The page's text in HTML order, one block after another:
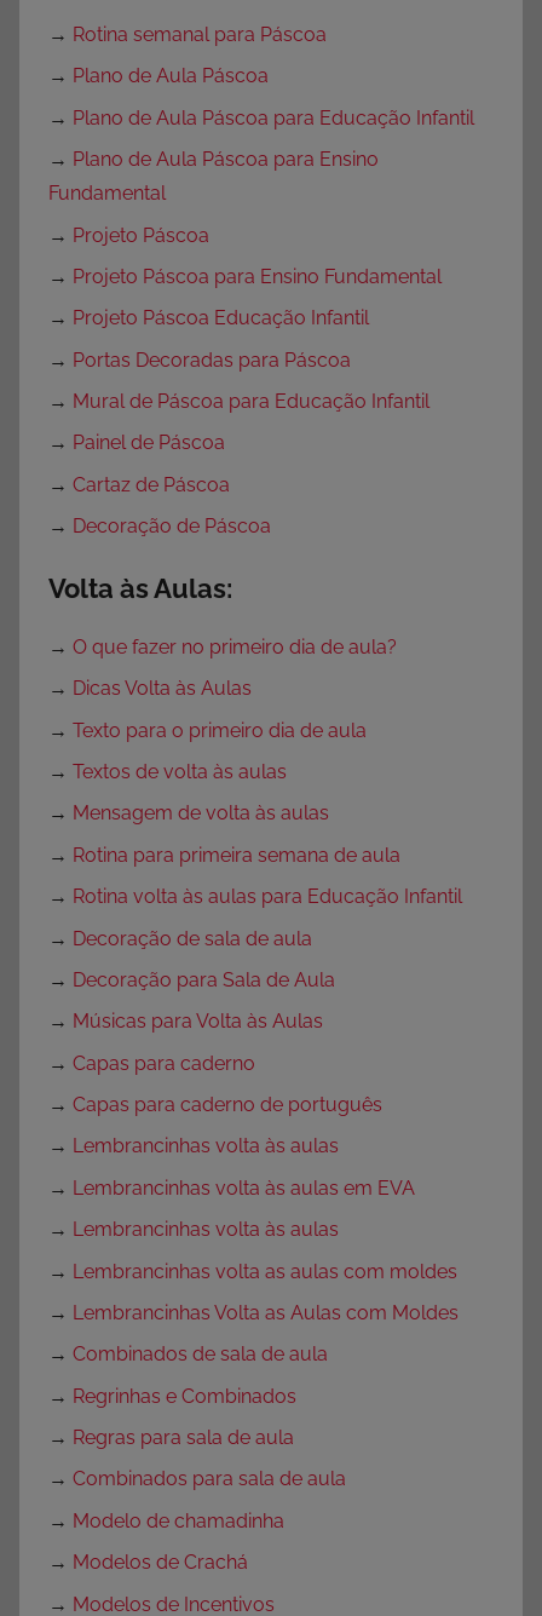
→ Rotina semanal para Páscoa
→ Plano de Aula Páscoa
→ Plano de Aula Páscoa para Educação Infantil
→ Plano de Aula Páscoa para Ensino
Fundamental
→ Projeto Páscoa
→ Projeto Páscoa para Ensino Fundamental
→ Projeto Páscoa Educação Infantil
→ Portas Decoradas para Páscoa
→ Mural de Páscoa para Educação Infantil
→ Painel de Páscoa
→ Cartaz de Páscoa
→ Decoração de Páscoa
Volta às Aulas:
→ O que fazer no primeiro dia de aula?
→ Dicas Volta às Aulas
→ Texto para o primeiro dia de aula
→ Textos de volta às aulas
→ Mensagem de volta às aulas
→ Rotina para primeira semana de aula
→ Rotina volta às aulas para Educação Infantil
→ Decoração de sala de aula
→ Decoração para Sala de Aula
→ Músicas para Volta às Aulas
→ Capas para caderno
→ Capas para caderno de português
→ Lembrancinhas volta às aulas
→ Lembrancinhas volta às aulas em EVA
→ Lembrancinhas volta às aulas
→ Lembrancinhas volta as aulas com moldes
→ Lembrancinhas Volta as Aulas com Moldes
→ Combinados de sala de aula
→ Regrinhas e Combinados
→ Regras para sala de aula
→ Combinados para sala de aula
→ Modelo de chamadinha
→ Modelos de Crachá
→ Modelos de Incentivos